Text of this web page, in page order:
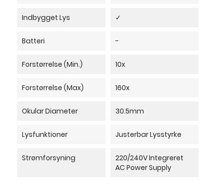
Indbygget Lys ✓
Batteri -
Forstørrelse (min.) 10x
Forstørrelse (max) 160x
Okular Diameter 30.5mm
Lysfunktioner Justerbar Lysstyrke
Strømforsyning
220/240V Integreret
AC Power Supply